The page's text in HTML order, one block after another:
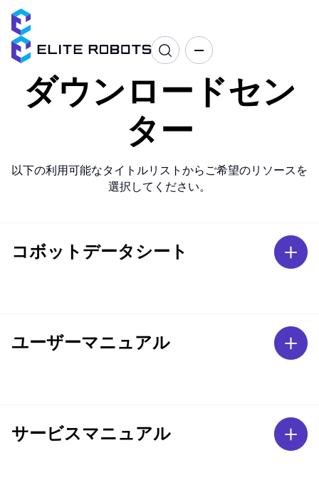
ダウンロードセン
ター
以下の利用可能なタイトルリストからご希望のリソースを
選択してください。
コボットデータシート
ユーザーマニュアル
サービスマニュアル